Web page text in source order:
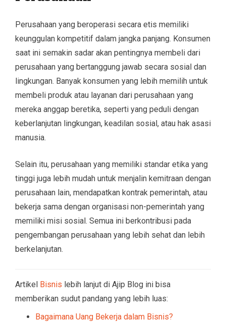
Perusahaan yang beroperasi secara etis memiliki
keunggulan kompetitif dalam jangka panjang. Konsumen
saat ini semakin sadar akan pentingnya membeli dari
perusahaan yang bertanggung jawab secara sosial dan
lingkungan. Banyak konsumen yang lebih memilih untuk
membeli produk atau layanan dari perusahaan yang
mereka anggap beretika, seperti yang peduli dengan
keberlanjutan lingkungan, keadilan sosial, atau hak asasi
manusia.
Selain itu, perusahaan yang memiliki standar etika yang
tinggi juga lebih mudah untuk menjalin kemitraan dengan
perusahaan lain, mendapatkan kontrak pemerintah, atau
bekerja sama dengan organisasi non-pemerintah yang
memiliki misi sosial. Semua ini berkontribusi pada
pengembangan perusahaan yang lebih sehat dan lebih
berkelanjutan.
Artikel Bisnis lebih lanjut di Ajip Blog ini bisa
memberikan sudut pandang yang lebih luas:
Bagaimana Uang Bekerja dalam Bisnis?